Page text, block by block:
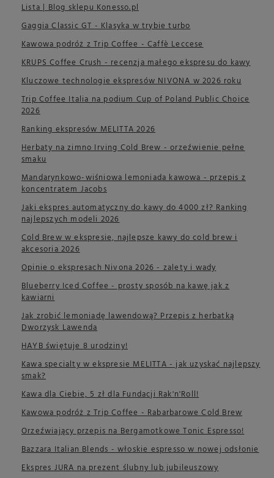
Lista | Blog sklepu Konesso.pl
Gaggia Classic GT - Klasyka w trybie turbo
Kawowa podróż z Trip Coffee - Caffè Leccese
KRUPS Coffee Crush - recenzja małego ekspresu do kawy
Kluczowe technologie ekspresów NIVONA w 2026 roku
Trip Coffee Italia na podium Cup of Poland Public Choice
2026
Ranking ekspresów MELITTA 2026
Herbaty na zimno Irving Cold Brew - orzeźwienie pełne
smaku
Mandarynkowo-wiśniowa lemoniada kawowa - przepis z
koncentratem Jacobs
Jaki ekspres automatyczny do kawy do 4000 zł? Ranking
najlepszych modeli 2026
Cold Brew w ekspresie, najlepsze kawy do cold brew i
akcesoria 2026
Opinie o ekspresach Nivona 2026 - zalety i wady
Blueberry Iced Coffee - prosty sposób na kawę jak z
kawiarni
Jak zrobić lemoniadę lawendową? Przepis z herbatką
Dworzysk Lawenda
HAYB świętuje 8 urodziny!
Kawa specialty w ekspresie MELITTA - jak uzyskać najlepszy
smak?
Kawa dla Ciebie, 5 zł dla Fundacji Rak'n'Roll!
Kawowa podróż z Trip Coffee - Rabarbarowe Cold Brew
Orzeźwiający przepis na Bergamotkowe Tonic Espresso!
Bazzara Italian Blends - włoskie espresso w nowej odsłonie
Ekspres JURA na prezent ślubny lub jubileuszowy